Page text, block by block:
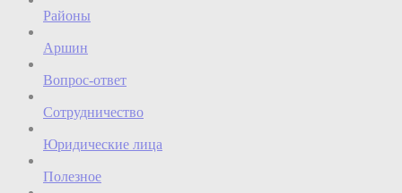
Районы
Аршин
Вопрос-ответ
Сотрудничество
Юридические лица
Полезное